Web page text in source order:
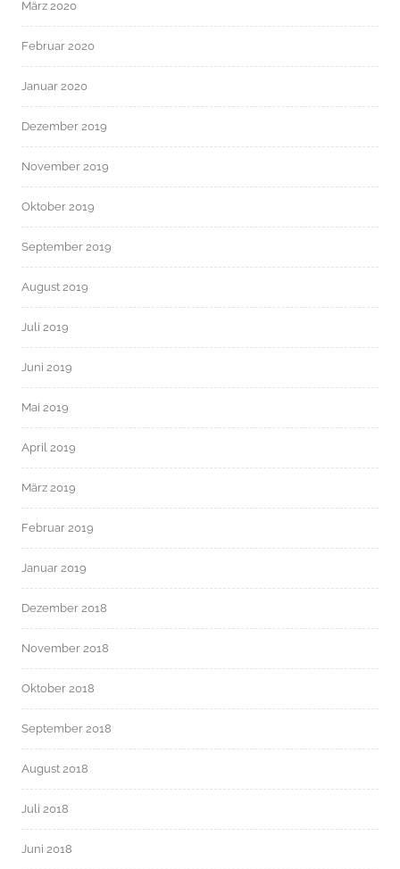
März 2020
Februar 2020
Januar 2020
Dezember 2019
November 2019
Oktober 2019
September 2019
August 2019
Juli 2019
Juni 2019
Mai 2019
April 2019
März 2019
Februar 2019
Januar 2019
Dezember 2018
November 2018
Oktober 2018
September 2018
August 2018
Juli 2018
Juni 2018